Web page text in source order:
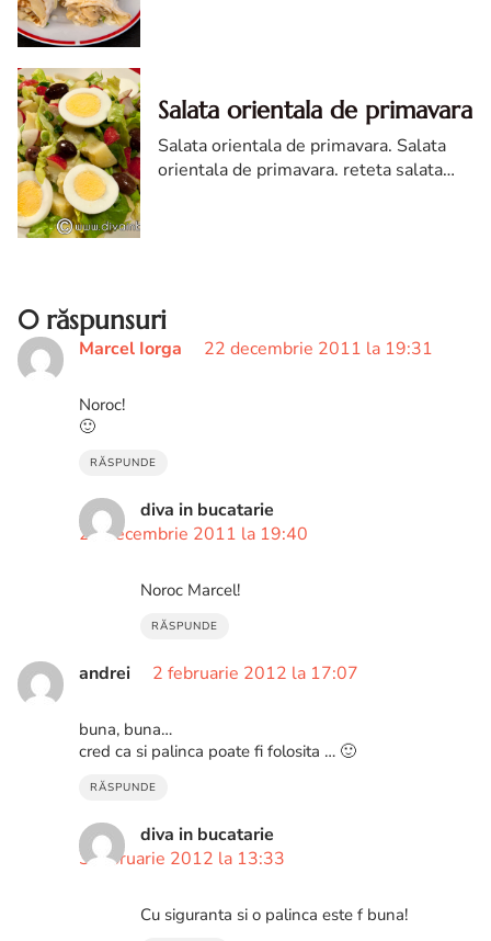
Salata orientala de primavara
Salata orientala de primavara. Salata
orientala de primavara. reteta salata
0 răspunsuri
Marcel Iorga 22 decembrie 2011 la 19:31
Noroc!
🙂
RĂSPUNDE
diva in bucatarie
22 decembrie 2011 la 19:40
Noroc Marcel!
RĂSPUNDE
andrei 2 februarie 2012 la 17:07
buna, buna…
cred ca si palinca poate fi folosita … 🙂
RĂSPUNDE
diva in bucatarie
3 februarie 2012 la 13:33
Cu siguranta si o palinca este f buna!